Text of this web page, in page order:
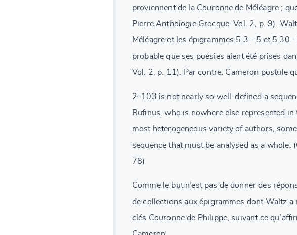
proviennent de la Couronne de Méléagre ;
Pierre.Anthologie Grecque. Vol. 2, p. 9).
Méléagre et les épigrammes 5.3 - 5 et 5.30
probable que ses poésies aient été prises
Vol. 2, p. 11). Par contre, Cameron postule
2–103 is not nearly so well-defined a
Rufinus, who is nowhere else represented
most heterogeneous variety of authors,
sequence that must be analysed as a whole.
78)
Comme le but n’est pas de donner des
de collections aux épigrammes dont Waltz a
clés Couronne de Philippe, suivant ce